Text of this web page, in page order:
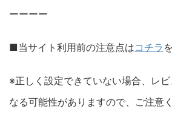
ーーーー
■当サイト利用前の注意点はコチラ
※正しく設定できていない場合、レビ
なる可能性がありますので、ご注意く